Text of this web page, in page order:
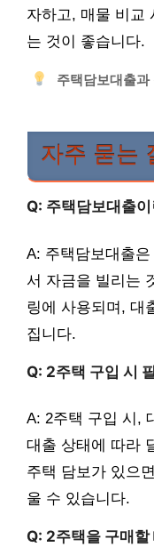
자하고, 매물 비교
는 것이 좋습니다.
주택담보대출
자주 묻는
Q: 주택담보대출
A: 주택담보대출
서 자금을 빌리는
링에 사용되며, 대
집니다.
Q: 2주택 구입 시
A: 2주택 구입 시,
대출 상태에 따라
주택 담보가 있으
울 수 있습니다.
Q: 2주택을 구매